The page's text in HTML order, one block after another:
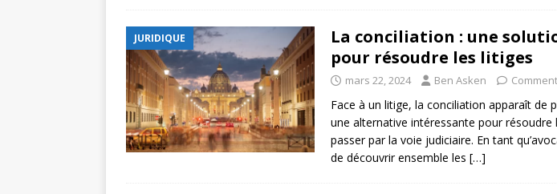
JURIDIQUE
La conciliation : une
pour résoudre les litiges
mars 22, 2024 Ben Asken
Face à un litige, la conciliation apparaît de
une alternative intéressante pour résoudre
passer par la voie judiciaire. En tant
de découvrir ensemble les […]